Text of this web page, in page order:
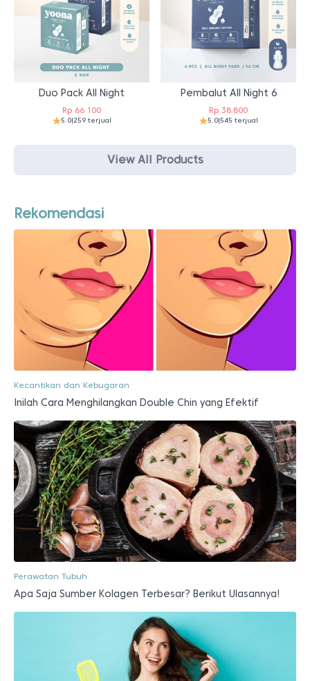
Duo Pack All Night
Rp 66.100
5.0|259 terjual
Pembalut All Night 6
Rp 38.800
5.0|545 terjual
View All Products
Rekomendasi
Kecantikan dan Kebugaran
Inilah Cara Menghilangkan Double Chin yang Efektif
Perawatan Tubuh
Apa Saja Sumber Kolagen Terbesar? Berikut Ulasannya!